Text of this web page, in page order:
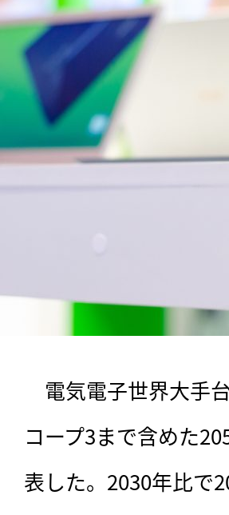
電気電子世界大手
コープ3まで含めた
表した。2030年比で